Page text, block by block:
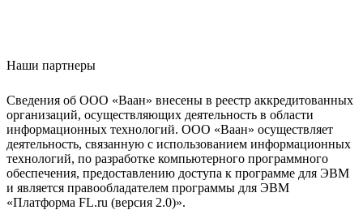
Наши партнеры
Сведения об ООО «Ваан» внесены в реестр аккредитованных
организаций, осуществляющих деятельность в области
информационных технологий. ООО «Ваан» осуществляет
деятельность, связанную с использованием информационных
технологий, по разработке компьютерного программного
обеспечения, предоставлению доступа к программе для ЭВМ
и является правообладателем программы для ЭВМ
«Платформа FL.ru (версия 2.0)».